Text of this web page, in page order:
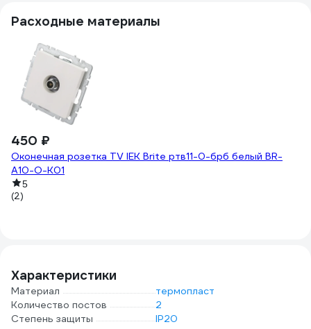
Расходные материалы
450 ₽
Оконечная розетка TV IEK Brite ртв11-0-брб белый BR-
A10-O-K01
5
(2)
Характеристики
Материал
термопласт
Количество постов
2
Степень защиты
IP20